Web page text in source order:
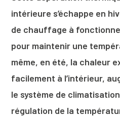
intérieure s’échappe en
de chauffage à
pour maintenir une
même, en été, la chaleur
facilement à l’intérieur,
le système de
régulation de la